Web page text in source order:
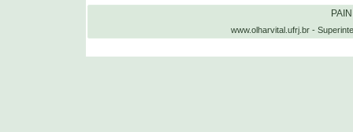
www.olharvital.ufrj.br -